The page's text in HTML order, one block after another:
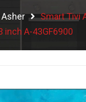
Smart Tivi
inch A-43GF6900